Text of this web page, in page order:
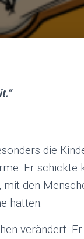
die
Er schickte
mit den
hatten.
verändert.